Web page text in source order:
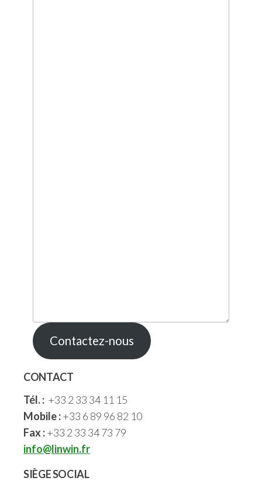
Contactez-nous
CONTACT
Tél. : +33 2 33 34 11 15
Mobile :+33 6 89 96 82 10
Fax :+33 2 33 34 73 79
info@linwin.fr
SIÈGE SOCIAL